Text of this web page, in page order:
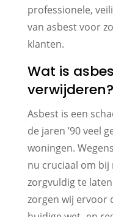
professionele,
van asbest voor
klanten.
Wat is
verwijderen?
Asbest is een
de jaren ’90 veel
woningen.
nu cruciaal om
zorgvuldig te
zorgen wij ervoor